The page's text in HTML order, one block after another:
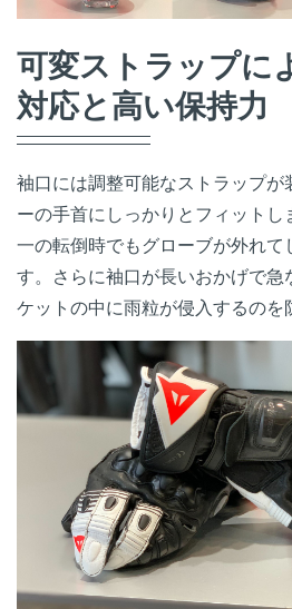
可変ストラップに
対応と高い保持力
袖口には調整可能なストラップ
ーの手首にしっかりとフィット
一の転倒時でもグローブが外れて
す。さらに袖口が長いおかげで急
ケットの中に雨粒が侵入するのを